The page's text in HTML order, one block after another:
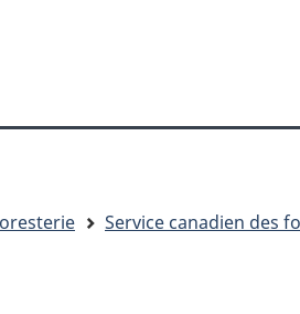
de
HTML
Service canadien des